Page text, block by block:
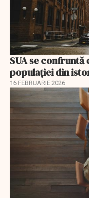
SUA se
populației din
16 FEBRUARIE 2026